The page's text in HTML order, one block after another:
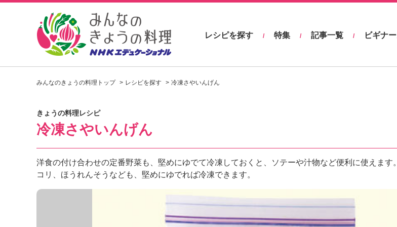
し
見
つ
け
よ
う
H
レシピを探す / 特集 / 記事一覧 / ビギナ
みんなのきょうの料理トップ レシピを探す 冷凍さやいんげん
きょうの料理レシピ
冷凍さやいんげん
洋食の付け合わせの定番野菜も、堅めにゆでて冷凍しておくと、ソテーや汁物など便利に使えます
コリ、ほうれんそうなども、堅めにゆでれば冷凍できます。